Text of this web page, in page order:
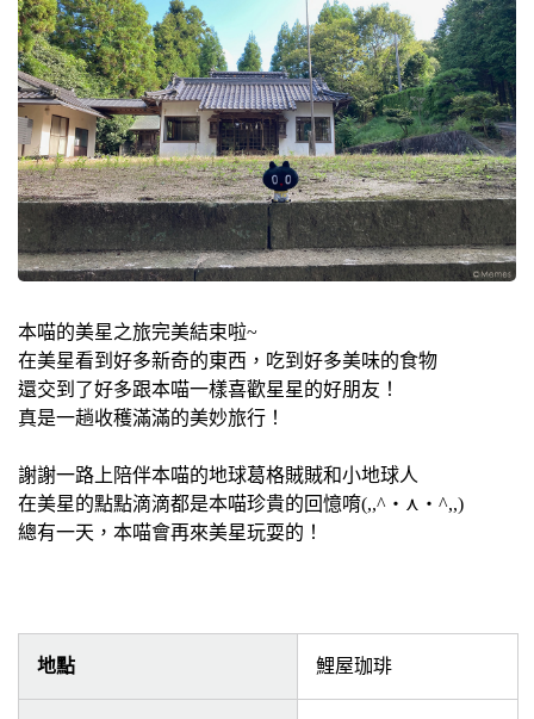
本喵的美星之旅完美結束啦~
在美星看到好多新奇的東西，吃到好多美味的食物
還交到了好多跟本喵一樣喜歡星星的好朋友！
真是一趟收穫滿滿的美妙旅行！
謝謝一路上陪伴本喵的地球葛格賊賊和小地球人
在美星的點點滴滴都是本喵珍貴的回憶唷(,,^・⋏・^,,)
總有一天，本喵會再來美星玩耍的！
地點 鯉屋珈琲